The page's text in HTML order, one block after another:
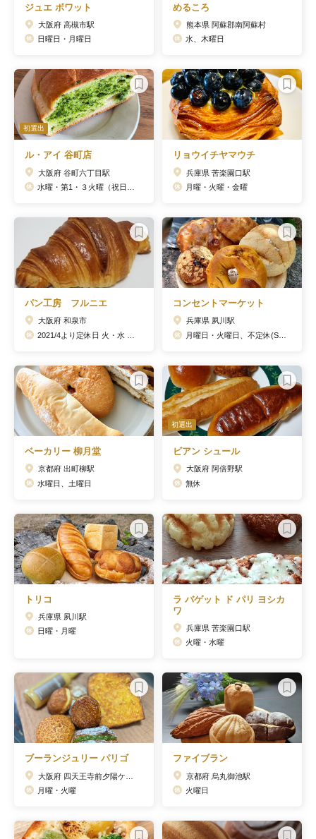
ジュエ ボワット
大阪府 高槻市駅
日曜日・月曜日
めるころ
熊本県 阿蘇郡南阿蘇村
水、木曜日
初選出
ル・アイ 谷町店
大阪府 谷町六丁目駅
リョウイチヤマウチ
兵庫県 苦楽園口駅
月曜・火曜・金曜
パン工房 フルニエ
大阪府 和泉市
コンセントマーケット
兵庫県 夙川駅
ベーカリー 柳月堂
京都府 出町柳駅
水曜日、土曜日
初選出
ビアン シュール
大阪府 阿倍野駅
無休
トリコ
兵庫県 夙川駅
日曜・月曜
ラ バゲット ド パリ ヨシカ
ワ
兵庫県 苦楽園口駅
火曜・水曜
ブーランジュリー パリゴ
月曜・火曜
ファイブラン
京都府 烏丸御池駅
火曜日